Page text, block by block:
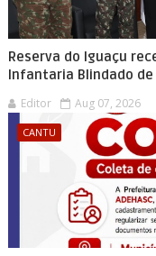
Reserva do Iguaçu
Infantaria Blindado de
Editor Aug 07, 2026
CANTU